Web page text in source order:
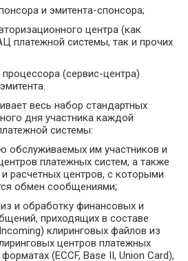
и эмитента-спонсора;
центра (как
платежной системы, так и прочих
процессора (сервис-центра)
весь набор стандартных
дня участника каждой
системы:
обслуживаемых им участников и
платежных систем, а также
и расчетных центров, с которыми
обмен сообщениями;
и обработку финансовых и
приходящих в составе
клиринговых файлов из
центров платежных
(ECCF, Base II, Union Card),